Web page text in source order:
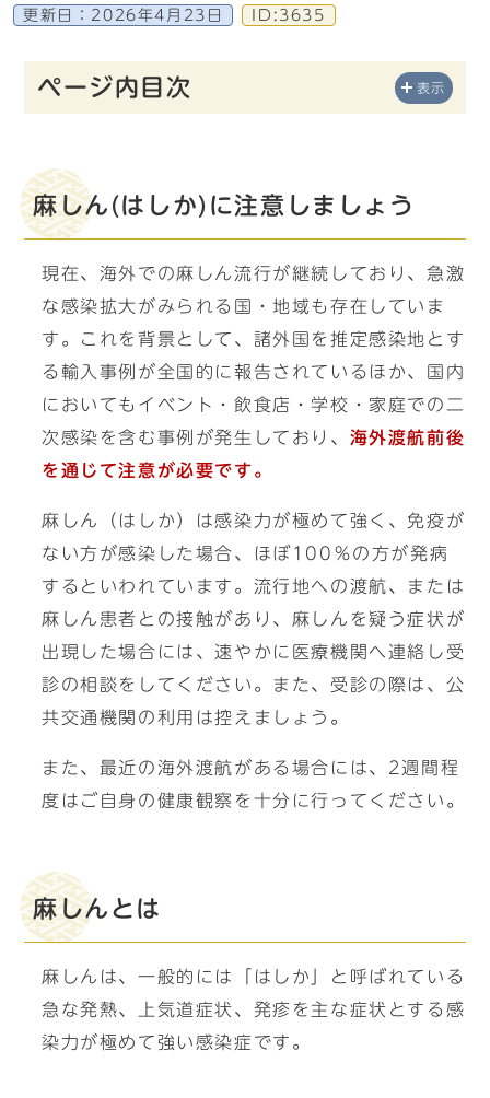
更新日： 2026年4月23日 ID:3635
ページ内目次 表示
麻しん(はしか)に注意しましょう
現在、海外での麻しん流行が継続しており、急激
な感染拡大がみられる国・地域も存在していま
す。これを背景として、諸外国を推定感染地とす
る輸入事例が全国的に報告されているほか、国内
においてもイベント・飲食店・学校・家庭での二
次感染を含む事例が発生しており、 海外渡航前後
を通じて注意が必要です。
麻しん（はしか）は感染力が極めて強く、免疫が
ない方が感染した場合、ほぼ100％の方が発病
するといわれています。流行地への渡航、または
麻しん患者との接触があり、麻しんを疑う症状が
出現した場合には、速やかに医療機関へ連絡し受
診の相談をしてください。また、受診の際は、公
共交通機関の利用は控えましょう。
また、最近の海外渡航がある場合には、2週間程
度はご自身の健康観察を十分に行ってください。
麻しんとは
麻しんは、一般的には「はしか」と呼ばれている
急な発熱、上気道症状、発疹を主な症状とする感
染力が極めて強い感染症です。